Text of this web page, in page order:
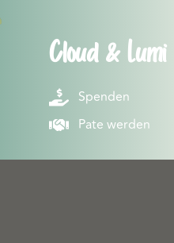
Cloud & Lumi
Spenden
Pate werden